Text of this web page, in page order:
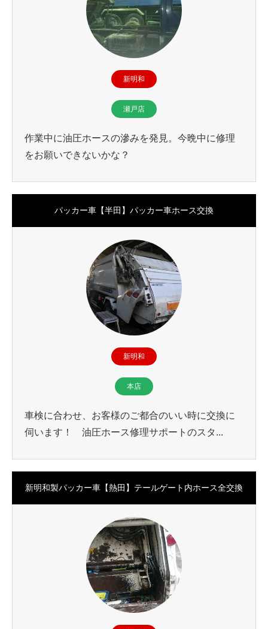
新明和
瀬戸店
作業中に油圧ホースの滲みを発見。今晩中に修理
をお願いできないかな？
パッカー車【半田】パッカー車ホース交換
新明和
本店
車検に合わせ、お客様のご都合のいい時に交換に
伺います！ 油圧ホース修理サポートのスタ...
新明和製パッカー車【熱田】テールゲート内ホース全交換